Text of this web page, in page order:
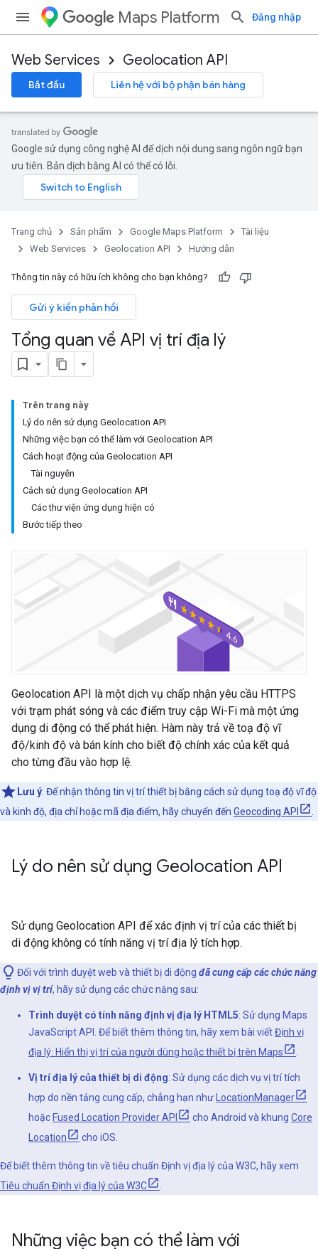
Maps Platform Đăng nhập
Web Services Geolocation API
Bắt đầu Liên hệ với bộ phận bán hàng
Google sử dụng công nghệ AI để dịch nội dung sang ngôn ngữ bạn
ưu tiên. Bản dịch bằng AI có thể có lỗi.
Trang chủ Sản phẩm Google Maps Platform
Tài liệu
Web Services
Geolocation API Hướng dẫn
Thông tin này có hữu ích không cho bạn không?
Gửi ý kiến phản hồi
Tổng quan về API vị trí địa lý
Trên trang này
Lý do nên sử dụng Geolocation API
Những việc bạn có thể làm với Geolocation API
Cách hoạt động của Geolocation API
Tài nguyên
Cách sử dụng Geolocation API
Các thư viện ứng dụng hiện có
Bước tiếp theo
Geolocation API là một dịch vụ chấp nhận yêu cầu HTTPS
với trạm phát sóng và các điểm truy cập Wi-Fi mà một ứng
dụng di động có thể phát hiện. Hàm này trả về toạ độ vĩ
độ/kinh độ và bán kính cho biết độ chính xác của kết quả
cho từng đầu vào hợp lệ.
Lưu ý: Để nhận thông tin vị trí thiết bị bằng cách sử dụng toạ độ vĩ độ
và kinh độ, địa chỉ hoặc mã địa điểm, hãy chuyển đến Geocoding API .
Lý do nên sử dụng Geolocation API
Sử dụng Geolocation API để xác định vị trí của các thiết bị
di động không có tính năng vị trí địa lý tích hợp.
Đối với trình duyệt web và thiết bị di động đã cung cấp các chức năng
định vị vị trí, hãy sử dụng các chức năng sau:
Trình duyệt có tính năng định vị địa lý HTML5: Sử dụng Maps
JavaScript API. Để biết thêm thông tin, hãy xem bài viếtĐịnh vị
địa lý: Hiển thị vị trí của người dùng hoặc thiết bị trên Maps
.
Vị trí địa lý của thiết bị di động: Sử dụng các dịch vụ vị trí tích
hợp do nền tảng cung cấp, chẳng hạn như LocationManager
hoặc Fused Location Provider API cho Android và khung Core
Location
cho iOS.
Để biết thêm thông tin về tiêu chuẩn Định vị địa lý của W3C, hãy xem
Tiêu chuẩn Định vị địa lý của W3C
.
Những việc bạn có thể làm với